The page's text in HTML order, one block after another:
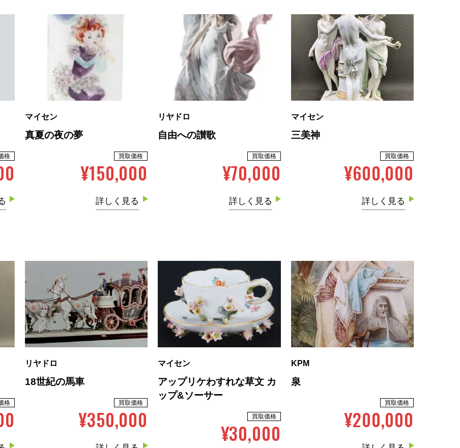
格
マイセン
真夏の夜の夢
買取価格
¥150,000
詳しく見る
リヤドロ
自由への讃歌
買取価格
¥70,000
詳しく見る
マイセン
三美神
買取価格
¥600,000
詳しく見る
格
リヤドロ
18世紀の馬車
買取価格
¥350,000
マイセン
アップリケわすれな草文 カ
ップ&ソーサー
買取価格
¥30,000
KPM
泉
買取価格
¥200,000